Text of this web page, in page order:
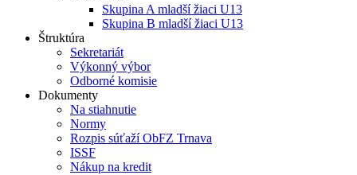
Skupina A mladší žiaci U13
Skupina B mladší žiaci U13
Štruktúra
Sekretariát
Výkonný výbor
Odborné komisie
Dokumenty
Na stiahnutie
Normy
Rozpis súťaží ObFZ Trnava
ISSF
Nákup na kredit